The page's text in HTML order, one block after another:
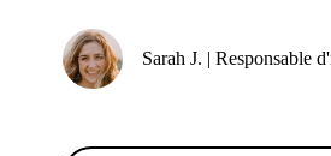
Sarah J. | Responsable